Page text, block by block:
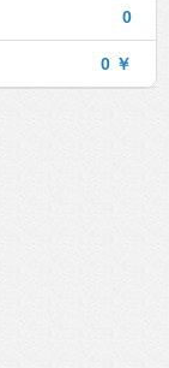
0
0 ￥